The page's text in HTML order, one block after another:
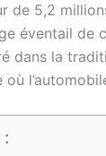
de 5,2
éventail de
dans la